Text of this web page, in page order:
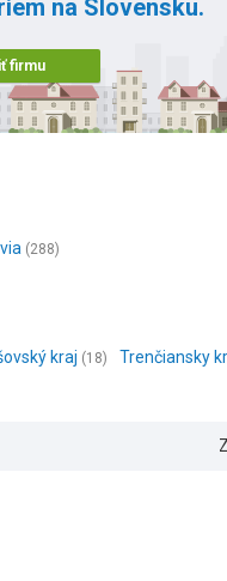
na Slovensku.
firmu
(288)
kraj (18) Trenčiansky